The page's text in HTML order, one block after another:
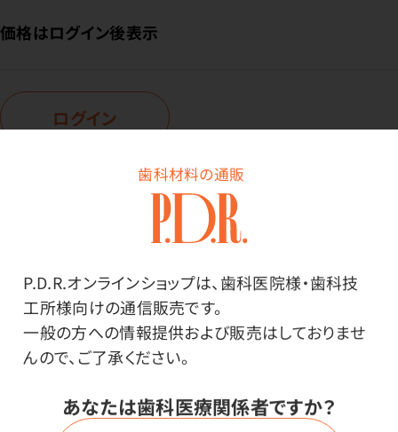
歯科材料の通販
P.D.R.オンラインショップは、歯科医院様・歯科技
工所様向けの通信販売です。
一般の方への情報提供および販売はしておりませ
んので、ご了承ください。
あなたは歯科医療関係者ですか？
価格はログイン後表示
ログイン
商品番号：23-7599
在庫：
350 ミドル L 9025
内容量：
1個
価格はログイン後表示